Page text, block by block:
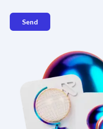
Send